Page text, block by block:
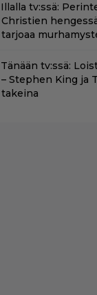
Illalla tv:ssä:
Christien
tarjoaa
Tänään tv:ssä:
– Stephen King ja
takeina